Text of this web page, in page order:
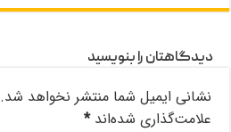
دیدگاهتان را بنویسید
نشانی ایمیل شما منتشر نخواهد شد.
علامت‌گذاری شده‌اند*